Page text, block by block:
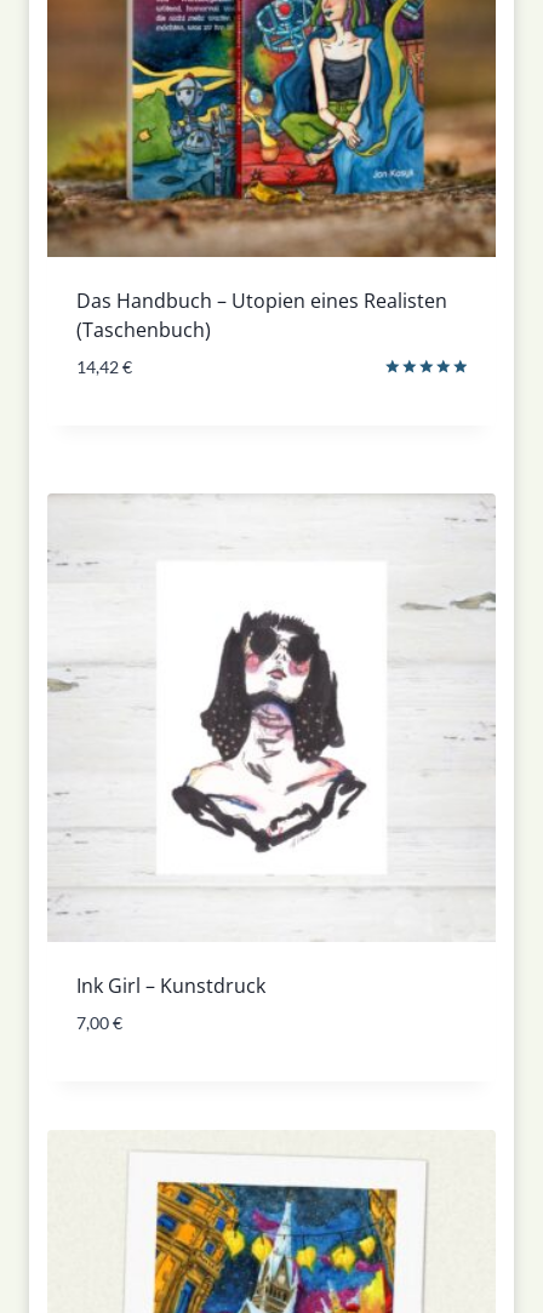
Das Handbuch – Utopien eines Realisten
(Taschenbuch)
14,42€
Ink Girl – Kunstdruck
7,00€